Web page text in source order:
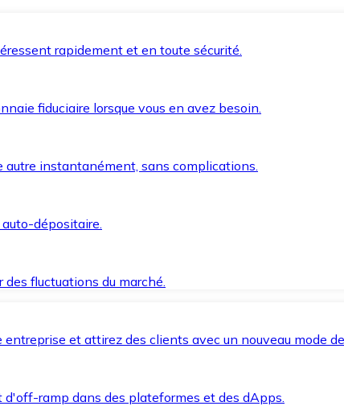
rapidement et en toute sécurité.
fiduciaire lorsque vous en avez besoin.
instantanément, sans complications.
dépositaire.
fluctuations du marché.
et attirez des clients avec un nouveau mode
ramp dans des plateformes et des dApps.